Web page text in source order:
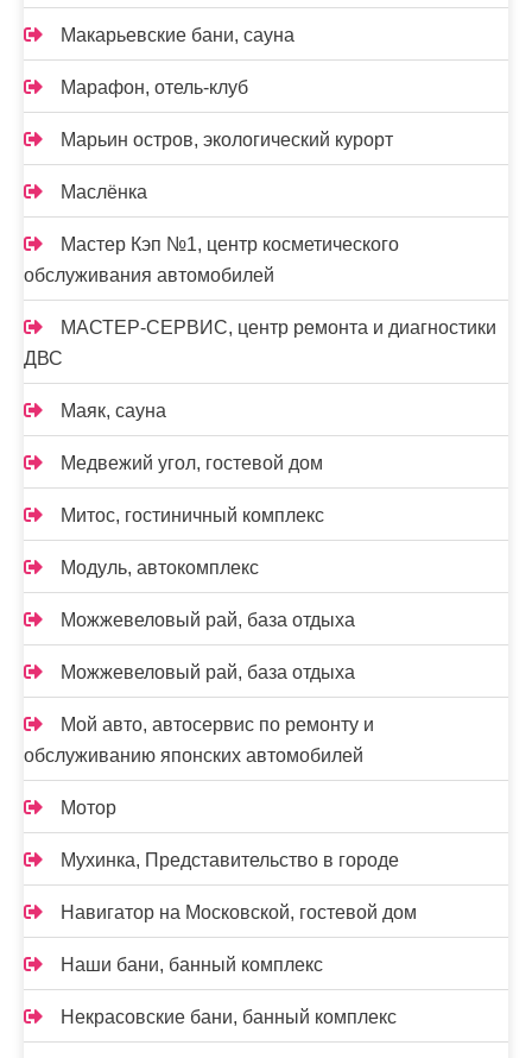
Макарьевские бани, сауна
Марафон, отель-клуб
Марьин остров, экологический курорт
Маслёнка
Мастер Кэп №1, центр косметического
обслуживания автомобилей
МАСТЕР-СЕРВИС, центр ремонта и диагностики
ДВС
Маяк, сауна
Медвежий угол, гостевой дом
Митос, гостиничный комплекс
Модуль, автокомплекс
Можжевеловый рай, база отдыха
Можжевеловый рай, база отдыха
Мой авто, автосервис по ремонту и
обслуживанию японских автомобилей
Мотор
Мухинка, Представительство в городе
Навигатор на Московской, гостевой дом
Наши бани, банный комплекс
Некрасовские бани, банный комплекс